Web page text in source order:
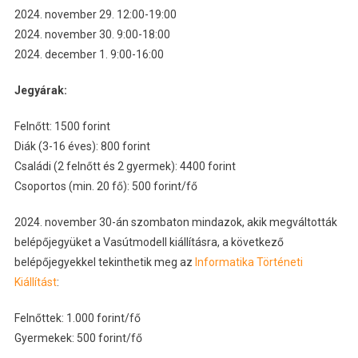
2024. november 29. 12:00-19:00
2024. november 30. 9:00-18:00
2024. december 1. 9:00-16:00
Jegyárak:
Felnőtt: 1500 forint
Diák (3-16 éves): 800 forint
Családi (2 felnőtt és 2 gyermek): 4400 forint
Csoportos (min. 20 fő): 500 forint/fő
2024. november 30-án szombaton mindazok, akik megváltották
belépőjegyüket a Vasútmodell kiállításra, a következő
belépőjegyekkel tekinthetik meg az Informatika Történeti
Kiállítást:
Felnőttek: 1.000 forint/fő
Gyermekek: 500 forint/fő